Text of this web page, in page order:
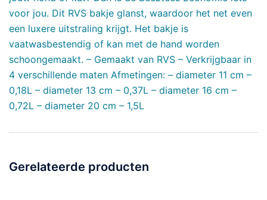
voor jou. Dit RVS bakje glanst, waardoor het net even
een luxere uitstraling krijgt. Het bakje is
vaatwasbestendig of kan met de hand worden
schoongemaakt. – Gemaakt van RVS – Verkrijgbaar in
4 verschillende maten Afmetingen: – diameter 11 cm –
0,18L – diameter 13 cm – 0,37L – diameter 16 cm –
0,72L – diameter 20 cm – 1,5L
Gerelateerde producten